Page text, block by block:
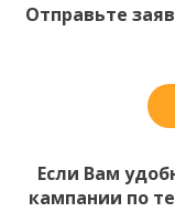
Отправьте
Если Вам
кампании по